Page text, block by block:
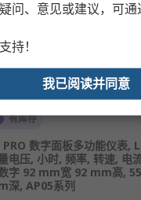
存编号 136-5383
有库存
PRO 数字面板多功能仪表,
电压, 小时, 频率, 转速, 电
字 92 mm宽 92 mm高, 55
深, AP05系列
问、意见或建议，可通
持！
我已阅读并同意